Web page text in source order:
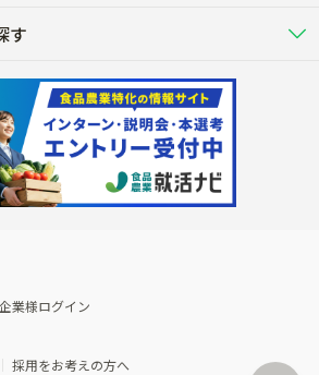
や子馬
その他畜産
その他動物の畜産業（羊、ウズラな
ど）
物の栽
植物工場
環境制御された工場で野菜の生産管
理
・流
販
流通･商社
農産物・農産品の物流・卸し・輸出
入
福祉
たは
漁業･養殖
魚介類の採捕・養殖、または水産加
工場
WEB･IT
AT免許OK
管理者･幹部採用
年間休日100日以上
独立支援可能
す
企業様ログイン
採用をお考えの方へ